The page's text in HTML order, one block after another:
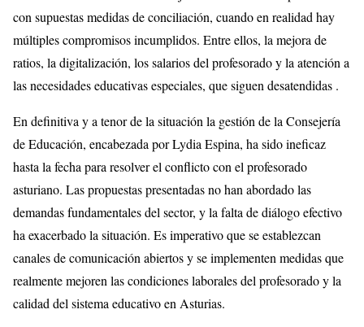
con supuestas medidas de conciliación, cuando en realidad hay
múltiples compromisos incumplidos. Entre ellos, la mejora de
ratios, la digitalización, los salarios del profesorado y la atención a
las necesidades educativas especiales, que siguen desatendidas .
En definitiva y a tenor de la situación la gestión de la Consejería
de Educación, encabezada por Lydia Espina, ha sido ineficaz
hasta la fecha para resolver el conflicto con el profesorado
asturiano. Las propuestas presentadas no han abordado las
demandas fundamentales del sector, y la falta de diálogo efectivo
ha exacerbado la situación. Es imperativo que se establezcan
canales de comunicación abiertos y se implementen medidas que
realmente mejoren las condiciones laborales del profesorado y la
calidad del sistema educativo en Asturias.